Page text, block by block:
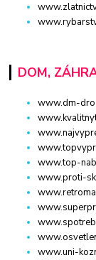
DOM,
www.dm-
www.top-
www.proti-
www.uni-